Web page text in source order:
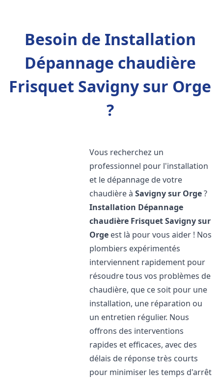
Besoin de Installation
Dépannage chaudière
Frisquet Savigny sur Orge
?
Vous recherchez un
professionnel pour l'installation
et le dépannage de votre
chaudière àSavigny sur Orge?
Installation Dépannage
chaudière FrisquetSavigny sur
Orge est là pour vous aider ! Nos
plombiers expérimentés
interviennent rapidement pour
résoudre tous vos problèmes de
chaudière, que ce soit pour une
installation, une réparation ou
un entretien régulier. Nous
offrons des interventions
rapides et efficaces, avec des
délais de réponse très courts
pour minimiser les temps d'arrêt